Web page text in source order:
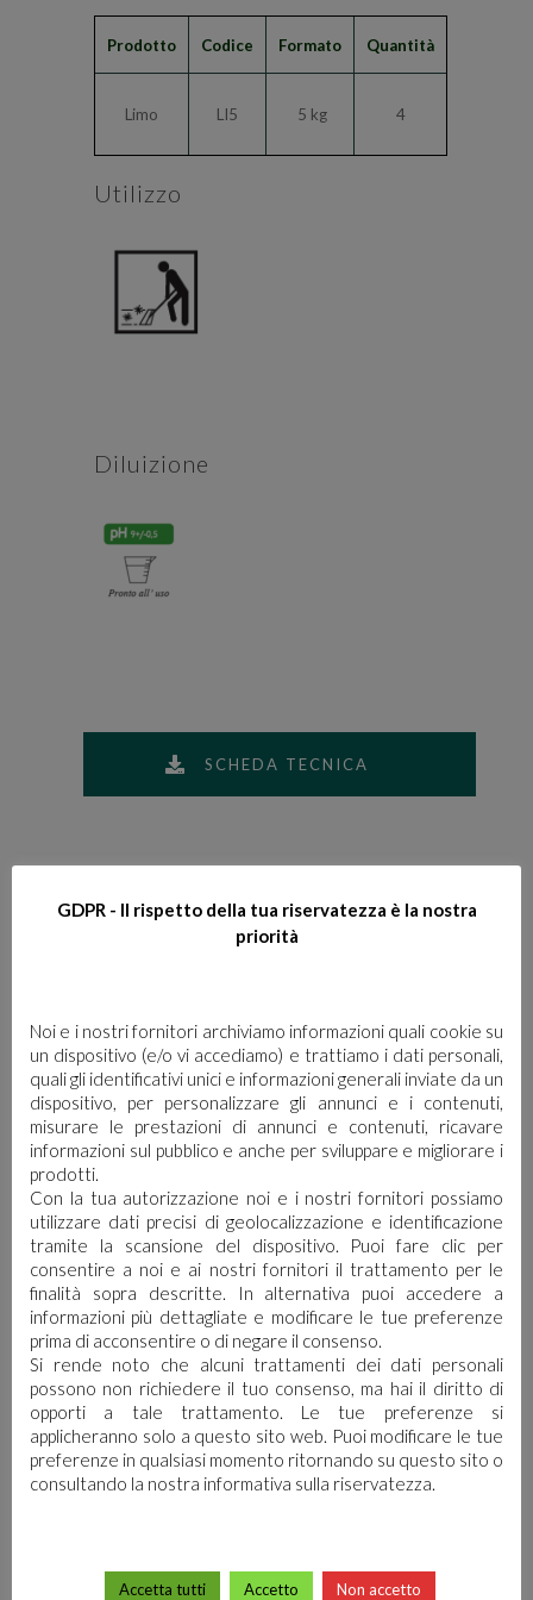
Prodotto Codice Formato Quantità
Limo LI5 5 kg 4
Utilizzo
Diluizione
SCHEDA TECNICA
TI POTREBBE
INTERESSARE…
GDPR - Il rispetto della tua riservatezza è la nostra
priorità
Noi e i nostri fornitori archiviamo informazioni quali cookie su
un dispositivo (e/o vi accediamo) e trattiamo i dati personali,
quali gli identificativi unici e informazioni generali inviate da un
dispositivo, per personalizzare gli annunci e i contenuti,
misurare le prestazioni di annunci e contenuti, ricavare
informazioni sul pubblico e anche per sviluppare e migliorare i
prodotti.
Con la tua autorizzazione noi e i nostri fornitori possiamo
utilizzare dati precisi di geolocalizzazione e identificazione
tramite la scansione del dispositivo. Puoi fare clic per
consentire a noi e ai nostri fornitori il trattamento per le
finalità sopra descritte. In alternativa puoi accedere a
informazioni più dettagliate e modificare le tue preferenze
prima di acconsentire o di negare il consenso.
Si rende noto che alcuni trattamenti dei dati personali
possono non richiedere il tuo consenso, ma hai il diritto di
opporti a tale trattamento. Le tue preferenze si
applicheranno solo a questo sito web. Puoi modificare le tue
preferenze in qualsiasi momento ritornando su questo sito o
consultando la nostra informativa sulla riservatezza.
Accetta tutti Accetto Non accetto